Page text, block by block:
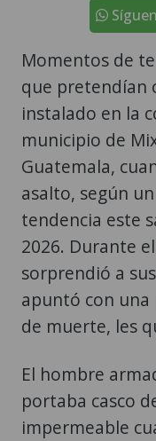
Momentos de
que pretendían
instalado en la
municipio de
Guatemala,
asalto, según
tendencia este
2026. Durante
sorprendió a
apuntó con una
de muerte, les
El hombre
portaba casco
impermeable